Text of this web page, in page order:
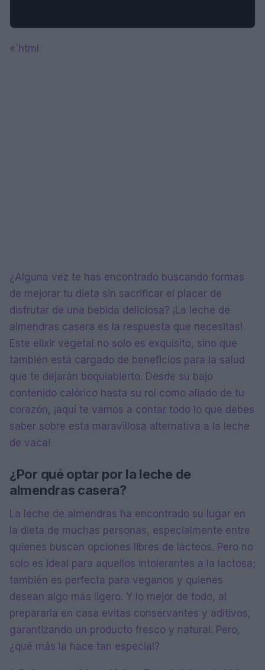
«`html
¿Alguna vez te has encontrado buscando formas
de mejorar tu dieta sin sacrificar el placer de
disfrutar de una bebida deliciosa? ¡La leche de
almendras casera es la respuesta que necesitas!
Este elixir vegetal no solo es exquisito, sino que
también está cargado de beneficios para la salud
que te dejarán boquiabierto. Desde su bajo
contenido calórico hasta su rol como aliado de tu
corazón, ¡aquí te vamos a contar todo lo que debes
saber sobre esta maravillosa alternativa a la leche
de vaca!
¿Por qué optar por la leche de
almendras casera?
La leche de almendras ha encontrado su lugar en
la dieta de muchas personas, especialmente entre
quienes buscan opciones libres de lácteos. Pero no
solo es ideal para aquellos intolerantes a la lactosa;
también es perfecta para veganos y quienes
desean algo más ligero. Y lo mejor de todo, al
prepararla en casa evitas conservantes y aditivos,
garantizando un producto fresco y natural. Pero,
¿qué más la hace tan especial?